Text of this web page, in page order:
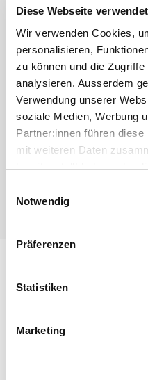
Diese Webseite
Wir verwenden Cookies,
personalisieren,
zu können und die
analysieren. Ausserdem
Verwendung unserer
soziale Medien, Werbung
Partner:innen führen
mit weiteren Daten
bereitgestellt haben oder
Notwendig
Präferenzen
Statistiken
Marketing
Fachärztliche
wir
Benötigt Ihr Kind eine
Betreuung, melden wir
entsprechenden Praxis
dortigen Fachärztinnen
wir eng vernetzt sind.
Spital
Klinik für